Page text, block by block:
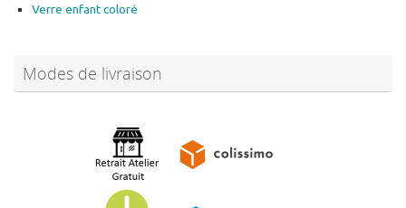
Verre enfant coloré
Modes de livraison